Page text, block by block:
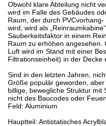
Obwohl klare Abteilung nicht
wird im Falle des Gebäudes
Raum, der durch
wird, wird als
Sauberkeitsfaktor in einem
Raum zu erhöhen
Luft wird im Stand mit einer
Filtrationseinheit) in der Decke
Sind in den letzten Jahren,
Größe populär geworden,
billige, bewegliche Struktur mit
nicht des Baucodes oder
Feld: Aluminium
Hauptteil: Antistatisches